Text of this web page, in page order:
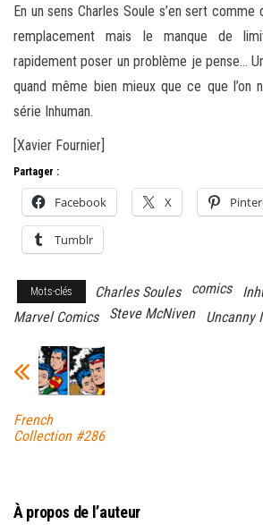
En un sens Charles Soule s’en sert comme
remplacement mais le manque de
rapidement poser un problème je pense…
quand même bien mieux que ce que l’on
série Inhuman.
[Xavier Fournier]
Partager :
Facebook X
Tumblr
Mots-clés Charles Soules comics
Marvel Comics
Steve McNiven Uncanny
French
Collection #286
À propos de l’auteur